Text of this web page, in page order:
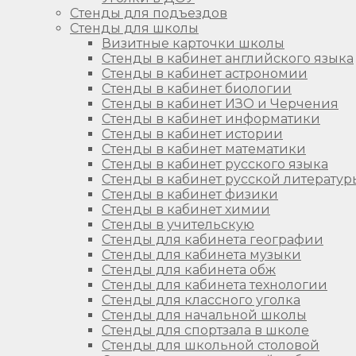
Стенды для подъездов
Стенды для школы
Визитные карточки школы
Стенды в кабинет английского языка
Стенды в кабинет астрономии
Стенды в кабинет биологии
Стенды в кабинет ИЗО и Черчения
Стенды в кабинет информатики
Стенды в кабинет истории
Стенды в кабинет математики
Стенды в кабинет русского языка
Стенды в кабинет русской
Стенды в кабинет физики
Стенды в кабинет химии
Стенды в учительскую
Стенды для кабинета географии
Стенды для кабинета музыки
Стенды для кабинета обж
Стенды для кабинета технологии
Стенды для классного уголка
Стенды для начальной школы
Стенды для спортзала в школе
Стенды для школьной столовой